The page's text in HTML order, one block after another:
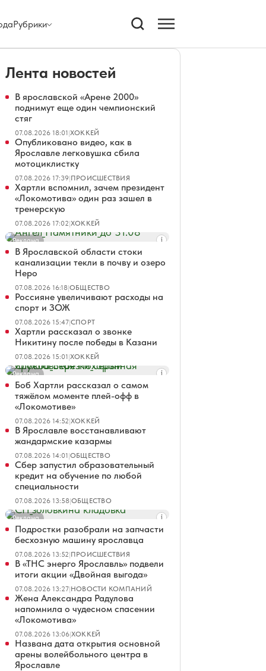
Рубрики
Лента новостей
В ярославской «Арене 2000»
поднимут еще один чемпионский
стяг
07.08.2026 18:01|ХОККЕЙ
Опубликовано видео, как в
Ярославле легковушка сбила
мотоциклистку
07.08.2026 17:39|ПРОИСШЕСТВИЯ
Хартли вспомнил, зачем президент
«Локомотива» один раз зашел в
тренерскую
07.08.2026 17:02|ХОККЕЙ
Реклама
В Ярославской области стоки
канализации текли в почву и озеро
Неро
07.08.2026 16:18|ОБЩЕСТВО
Россияне увеличивают расходы на
спорт и ЗОЖ
07.08.2026 15:47|СПОРТ
Хартли рассказал о звонке
Никитину после победы в Казани
07.08.2026 15:01|ХОККЕЙ
Реклама
Боб Хартли рассказал о самом
тяжёлом моменте плей-офф в
«Локомотиве»
07.08.2026 14:52|ХОККЕЙ
В Ярославле восстанавливают
жандармские казармы
07.08.2026 14:01|ОБЩЕСТВО
Сбер запустил образовательный
кредит на обучение по любой
специальности
07.08.2026 13:58|ОБЩЕСТВО
Реклама
Подростки разобрали на запчасти
бесхозную машину ярославца
07.08.2026 13:52|ПРОИСШЕСТВИЯ
В «ТНС энерго Ярославль» подвели
итоги акции «Двойная выгода»
07.08.2026 13:27|НОВОСТИ КОМПАНИЙ
Жена Александра Радулова
напомнила о чудесном спасении
«Локомотива»
07.08.2026 13:06|ХОККЕЙ
Названа дата открытия основной
арены волейбольного центра в
Ярославле